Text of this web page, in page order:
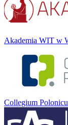
Akademia WIT w
Collegium